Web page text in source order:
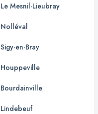
Le Mesnil-Lieubray
Nolléval
Sigy-en-Bray
Houppeville
Bourdainville
Lindebeuf